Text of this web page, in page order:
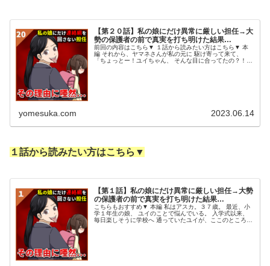
【第２０話】私の娘にだけ異常に厳しい担任→大
勢の保護者の前で真実を打ち明けた結果…
前回の内容はこちら▼ １話から読みたい方はこちら▼ 本
編 それから、ヤマネさんが私の元に 駆け寄って来て、
「ちょっとー！ユイちゃん、 そんな目に合ってたの？！」
yomesuka.com 2023.06.14
１話から読みたい方はこちら▼
【第１話】私の娘にだけ異常に厳しい担任→大勢
の保護者の前で真実を打ち明けた結果…
こちらもおすすめ▼ 本編 私はアスカ。３７歳。 最近、小
学１年生の娘、 ユイのことで悩んでいる。 入学式以来、
毎日楽しそうに学校へ 通っていたユイが、ここのところ